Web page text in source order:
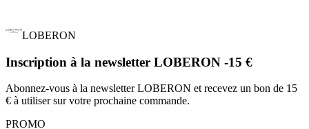
LOBERON
Inscription à la newsletter LOBERON -15 €
Abonnez-vous à la newsletter LOBERON et recevez un bon de 15
€ à utiliser sur votre prochaine commande.
PROMO